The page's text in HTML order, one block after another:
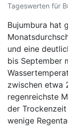
Tageswerten für
Bujumbura hat
und eine
bis September
zwischen etwa
regenreichste
der
wenige